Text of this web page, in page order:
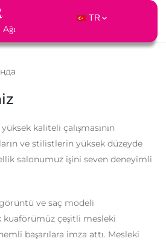
TR
kaliteli çalışmasının
ve stilistlerin yüksek düzeyde
salonumuz işini seven deneyimli
ve saç modeli
kuaförümüz çeşitli mesleki
başarılara imza attı. Mesleki